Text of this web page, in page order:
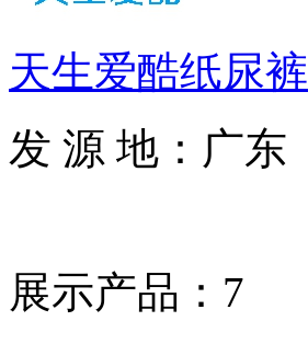
天生爱酷纸尿裤
发 源 地：广东
展示产品：7